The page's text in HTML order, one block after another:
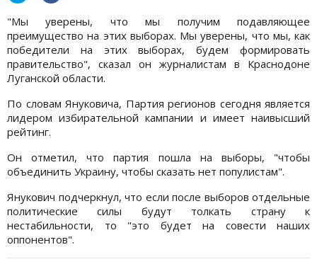
"Мы уверены, что мы получим подавляющее
преимущество на этих выборах. Мы уверены, что мы, как
победители на этих выборах, будем формировать
правительство", сказал он журналистам в Краснодоне
Луганской области.
По словам Януковича, Партия регионов сегодня является
лидером избирательной кампании и имеет наивысший
рейтинг.
Он отметил, что партия пошла на выборы, "чтобы
объединить Украину, чтобы сказать нет популистам".
Янукович подчеркнул, что если после выборов отдельные
политические силы будут толкать страну к
нестабильности, то "это будет на совести наших
оппонентов".